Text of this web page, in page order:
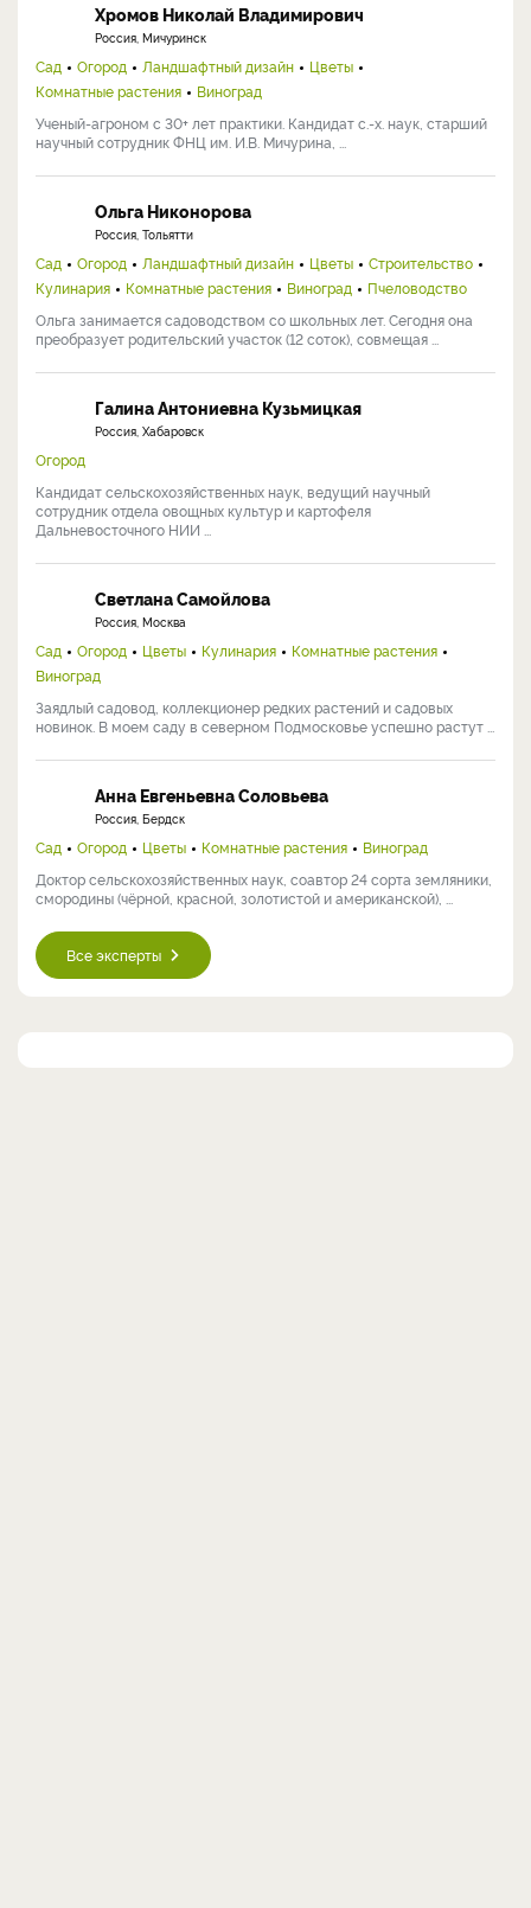
Хромов Николай Владимирович
Россия, Мичуринск
Сад Огород Ландшафтный дизайн
Цветы
Комнатные растения
Виноград
Ученый-агроном с 30+ лет практики. Кандидат с.-х. наук, старший
научный сотрудник ФНЦ им. И.В. Мичурина, ...
Ольга Никонорова
Россия, Тольятти
Сад Огород Ландшафтный дизайн Цветы
Строительство
Кулинария
Комнатные растения Виноград
Пчеловодство
Ольга занимается садоводством со школьных лет. Сегодня она
преобразует родительский участок (12 соток), совмещая ...
Галина Антониевна Кузьмицкая
Россия, Хабаровск
Огород
Кандидат сельскохозяйственных наук, ведущий научный
сотрудник отдела овощных культур и картофеля
Дальневосточного НИИ ...
Светлана Самойлова
Россия, Москва
Сад Огород Цветы Кулинария
Комнатные растения
Виноград
Заядлый садовод, коллекционер редких растений и садовых
новинок. В моем саду в северном Подмосковье успешно растут ...
Анна Евгеньевна Соловьева
Россия, Бердск
Сад Огород Цветы Комнатные растения
Виноград
Доктор сельскохозяйственных наук, соавтор 24 сорта земляники,
смородины (чёрной, красной, золотистой и американской), ...
Все эксперты